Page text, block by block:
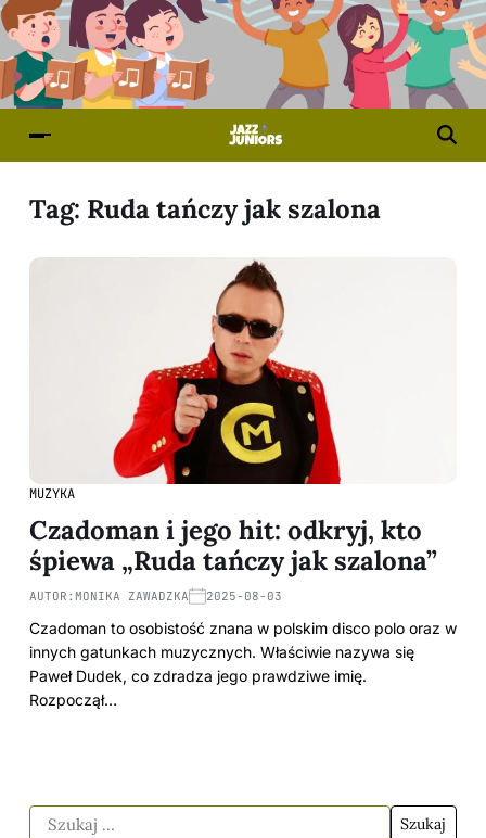
Tag: Ruda tańczy jak szalona
MUZYKA
Czadoman i jego hit: odkryj, kto
śpiewa „Ruda tańczy jak szalona”
AUTOR: MONIKA ZAWADZKA 2025-08-03
Czadoman to osobistość znana w polskim disco polo oraz w
innych gatunkach muzycznych. Właściwie nazywa się
Paweł Dudek, co zdradza jego prawdziwe imię.
Rozpoczął…